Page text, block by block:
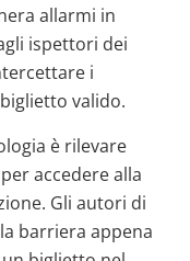
allarmi in
ispettori dei
i
valido.
è rilevare
accedere alla
Gli autori di
barriera appena